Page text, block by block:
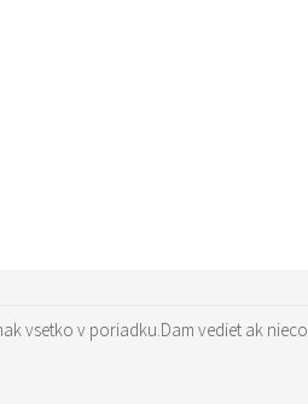
vsetko v poriadku.Dam vediet ak nieco